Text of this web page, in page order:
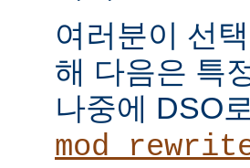
여러분이 선
해 다음은 특
나중에 DSO